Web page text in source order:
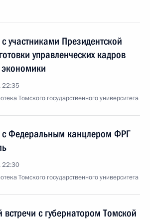
участниками Президентской
управленческих кадров
22:35
Томского государственного университета
с Федеральным канцлером ФРГ
22:30
Томского государственного университета
с губернатором Томской